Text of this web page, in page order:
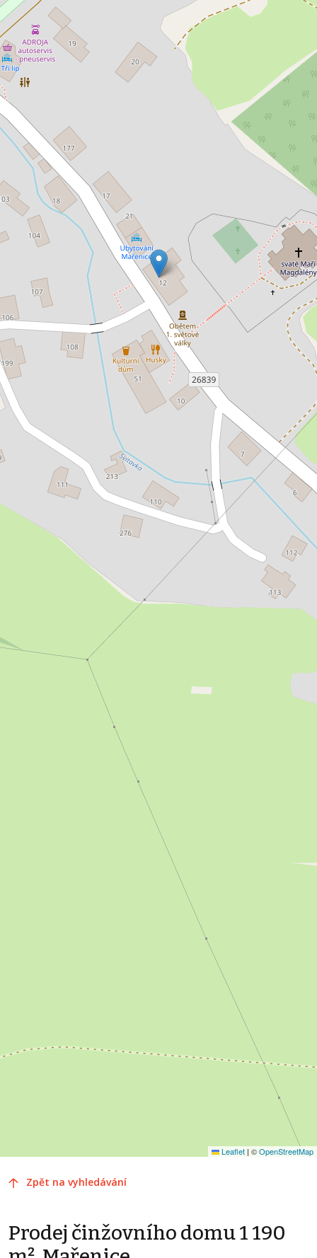
Leaflet | ©OpenStreetMap
Zpět na vyhledávání
Prodej činžovního domu 1 190